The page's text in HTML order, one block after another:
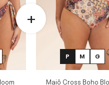
P M G
Maiô Cross Boho